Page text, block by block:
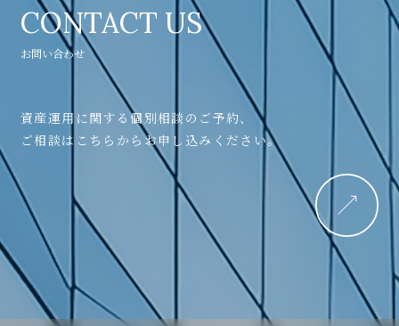
CONTACT US
お問い合わせ
資産運用に関する個別相談のご予約、
ご相談はこちらからお申し込みください。